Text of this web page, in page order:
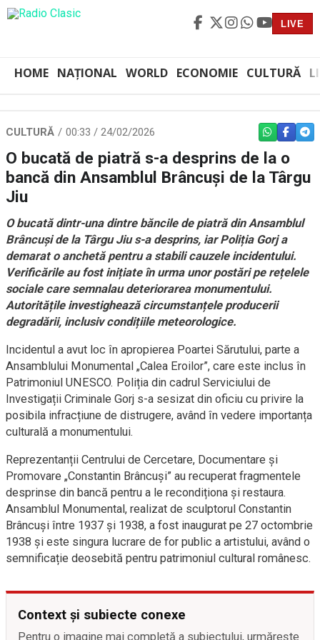
LIVE
HOME NAȚIONAL WORLD ECONOMIE CULTURĂ
CULTURĂ 00:33 / 24/02/2026 WHATSAPP
O bucată de piatră s-a desprins de la o
bancă din Ansamblul Brâncuși de la Târgu
Jiu
O bucată dintr-una dintre băncile de piatră din Ansamblul
Brâncuși de la Târgu Jiu s-a desprins, iar Poliția Gorj a
demarat o anchetă pentru a stabili cauzele incidentului.
Verificările au fost inițiate în urma unor postări pe rețelele
sociale care semnalau deteriorarea monumentului.
Autoritățile investighează circumstanțele producerii
degradării, inclusiv condițiile meteorologice.
Incidentul a avut loc în apropierea Poartei Sărutului, parte a
Ansamblului Monumental „Calea Eroilor”, care este inclus în
Patrimoniul UNESCO. Poliția din cadrul Serviciului de
Investigații Criminale Gorj s-a sesizat din oficiu cu privire la
posibila infracțiune de distrugere, având în vedere importanța
culturală a monumentului.
Reprezentanții Centrului de Cercetare, Documentare și
Promovare „Constantin Brâncuși” au recuperat fragmentele
desprinse din bancă pentru a le recondiționa și restaura.
Ansamblul Monumental, realizat de sculptorul Constantin
Brâncuși între 1937 și 1938, a fost inaugurat pe 27 octombrie
1938 și este singura lucrare de for public a artistului, având o
semnificație deosebită pentru patrimoniul cultural românesc.
Context și subiecte conexe
Pentru o imagine mai completă a subiectului, urmărește